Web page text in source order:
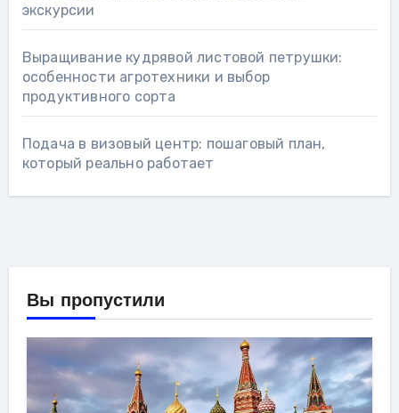
экскурсии
Выращивание кудрявой листовой петрушки:
особенности агротехники и выбор
продуктивного сорта
Подача в визовый центр: пошаговый план,
который реально работает
Вы пропустили